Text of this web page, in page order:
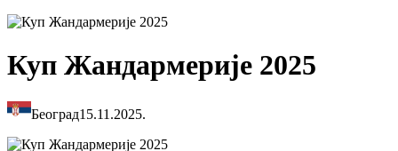
Куп Жандармерије 2025
Београд15.11.2025.